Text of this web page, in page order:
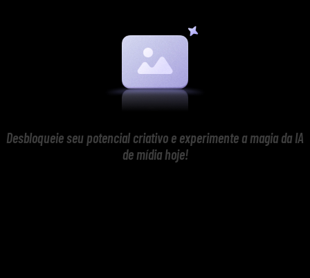
Desbloqueie seu potencial criativo e experimente a magia da IA
de mídia hoje!